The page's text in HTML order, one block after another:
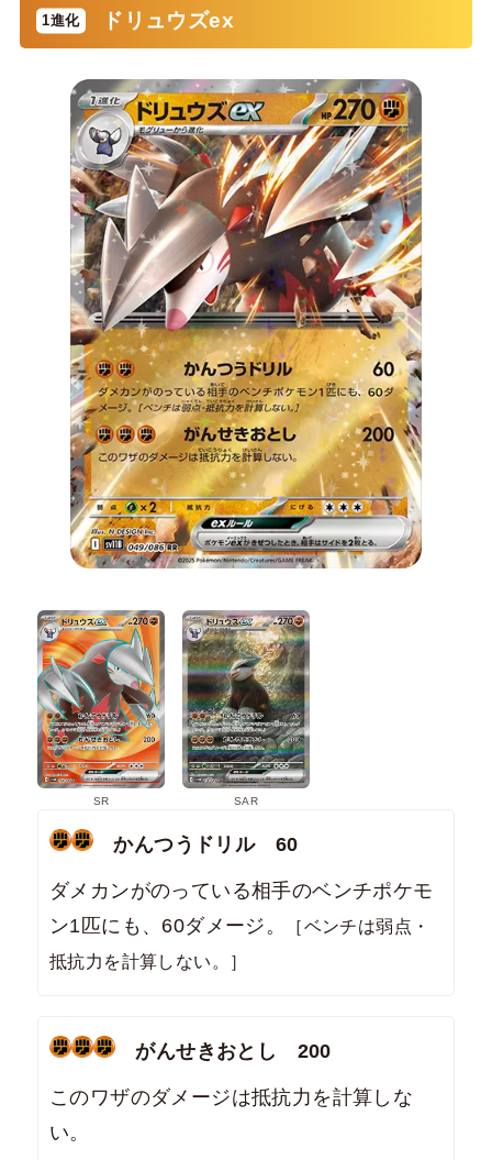
ドリュウズex
SR SAR
かんつうドリル 60
ダメカンがのっている相手のベンチポケモ
ン1匹にも、60ダメージ。
［ベンチは弱点・
抵抗力を計算しない。］
がんせきおとし 200
このワザのダメージは抵抗力を計算しな
い。